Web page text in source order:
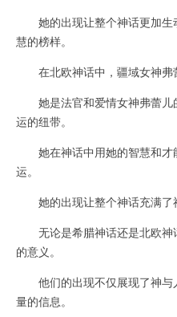
她的出现让整个神话更加生
慧的榜样。
在北欧神话中，疆域女神弗
她是法官和爱情女神弗蕾儿
运的纽带。
她在神话中用她的智慧和才
运。
她的出现让整个神话充满了
无论是希腊神话还是北欧神
的意义。
他们的出现不仅展现了神与
量的信息。